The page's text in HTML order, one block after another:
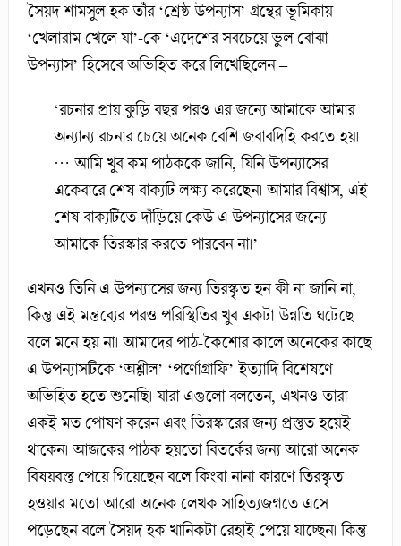
সৈয়দ শামসুল হক তাঁর ‘শ্রেষ্ঠ উপন্যাস’ গ্রন্থের ভূমিকায়
‘খেলারাম খেলে যা’-কে ‘এদেশের সবচেয়ে ভুল বোঝা
উপন্যাস’ হিসেবে অভিহিত করে লিখেছিলেন –
‘রচনার প্রায় কুড়ি বছর পরও এর জন্যে আমাকে আমার
অন্যান্য রচনার চেয়ে অনেক বেশি জবাবদিহি করতে হয়।
… আমি খুব কম পাঠককে জানি, যিনি উপন্যাসের
একেবারে শেষ বাক্যটি লক্ষ্য করেছেন। আমার বিশ্বাস, এই
শেষ বাক্যটিতে দাঁড়িয়ে কেউ এ উপন্যাসের জন্যে
আমাকে তিরস্কার করতে পারবেন না।’
এখনও তিনি এ উপন্যাসের জন্য তিরস্কৃত হন কী না জানি না,
কিন্তু এই মন্তব্যের পরও পরিস্থিতির খুব একটা উন্নতি ঘটেছে
বলে মনে হয় না। আমাদের পাঠ-কৈশোর কালে অনেকের কাছে
এ উপন্যাসটিকে ‘অশ্লীল’ ‘পর্ণোগ্রাফি’ ইত্যাদি বিশেষণে
অভিহিত হতে শুনেছি। যারা এগুলো বলতেন, এখনও তারা
একই মত পোষণ করেন এবং তিরস্কারের জন্য প্রস্তুত হয়েই
থাকেন। আজকের পাঠক হয়তো বিতর্কের জন্য আরো অনেক
বিষয়বস্তু পেয়ে গিয়েছেন বলে কিংবা নানা কারণে তিরস্কৃত
হওয়ার মতো আরো অনেক লেখক সাহিত্যজগতে এসে
পড়েছেন বলে সৈয়দ হক খানিকটা রেহাই পেয়ে যাচ্ছেন। কিন্তু